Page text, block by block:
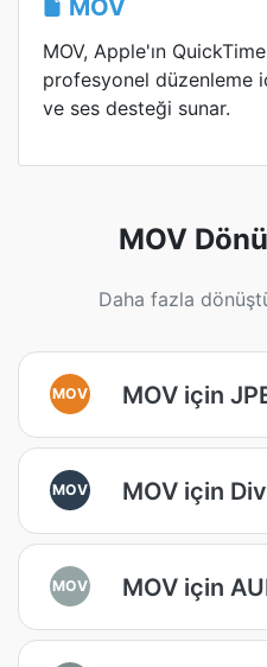
MOV
MOV, Apple'ın
profesyonel düzenleme
ve ses desteği sunar.
MOV
Daha fazla
MOV MOV için
MOV MOV için
MOV MOV için